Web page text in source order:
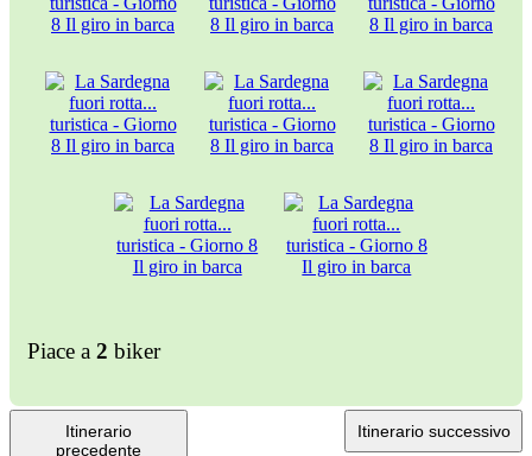
Piace a 2 biker
Itinerario
precedente
Itinerario successivo